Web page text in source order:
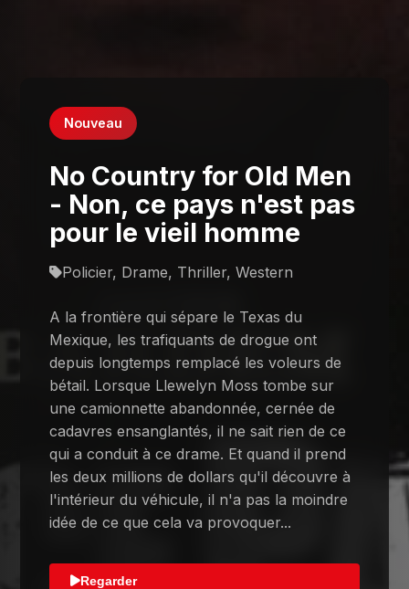
Nouveau
No Country for Old Men
- Non, ce pays n'est pas
pour le vieil homme
Policier, Drame, Thriller, Western
A la frontière qui sépare le Texas du
Mexique, les trafiquants de drogue ont
depuis longtemps remplacé les voleurs de
bétail. Lorsque Llewelyn Moss tombe sur
une camionnette abandonnée, cernée de
cadavres ensanglantés, il ne sait rien de ce
qui a conduit à ce drame. Et quand il prend
les deux millions de dollars qu'il découvre à
l'intérieur du véhicule, il n'a pas la moindre
idée de ce que cela va provoquer...
Regarder